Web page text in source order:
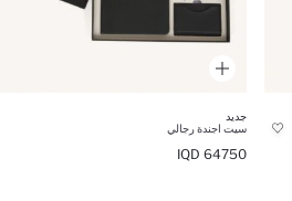
جديد
سيت اجندة رجالي
64750 IQD